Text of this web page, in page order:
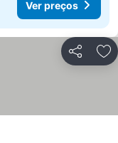
Ver preços
Partilhar